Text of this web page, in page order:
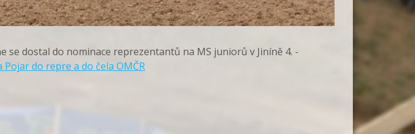
se dostal do nominace reprezentantů na MS juniorů v Jiníně 4. -
Pojar do repre a do čela OMČR